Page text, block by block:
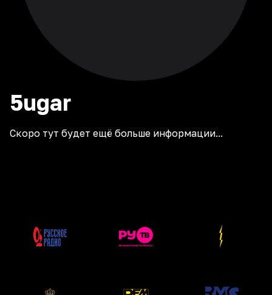
5ugar
Скоро тут будет ещё больше информации...